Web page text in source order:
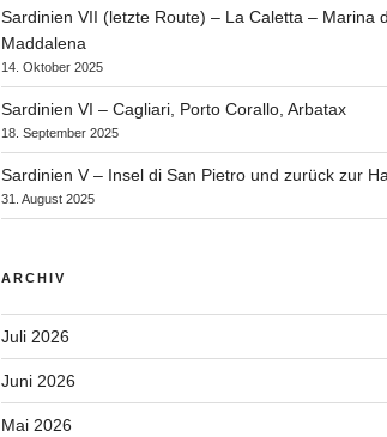
Sardinien VII (letzte Route) – La Caletta – Marina
Maddalena
14. Oktober 2025
Sardinien VI – Cagliari, Porto Corallo, Arbatax
18. September 2025
Sardinien V – Insel di San Pietro und zurück zur
31. August 2025
ARCHIV
Juli 2026
Juni 2026
Mai 2026